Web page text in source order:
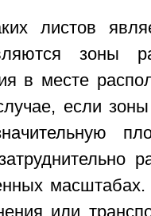
листов
зоны
в месте
если
масштабах.
или